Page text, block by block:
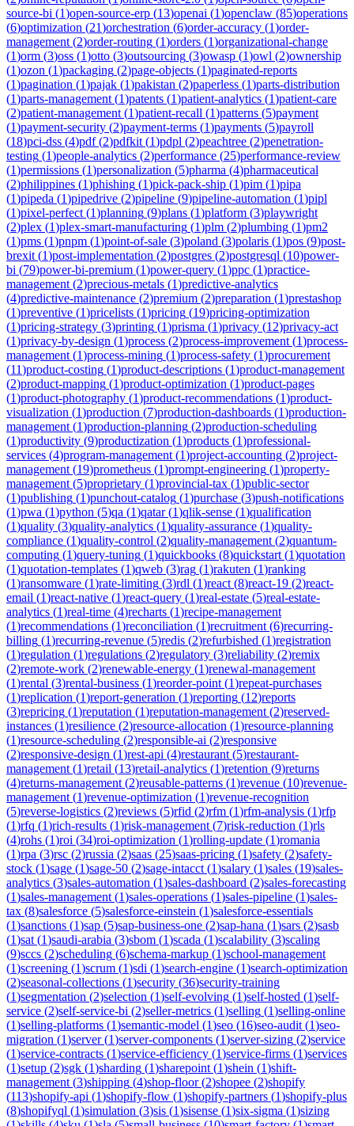
source-bi (1)open-source-erp (13)openai (1)openclaw (85)operations
(6)optimization (21)orchestration (6)order-accuracy (1)order-
management (2)order-routing (1)orders (1)organizational-change
(1)orm (3)oss (1)otto (3)outsourcing (3)owasp (1)owl (2)ownership
(1)ozon (1)packaging (2)page-objects (1)paginated-reports
(1)pagination (1)pajak (1)pakistan (2)paperless (1)parts-distribution
(1)parts-management (1)patents (1)patient-analytics (1)patient-care
(2)patient-management (1)patient-recall (1)patterns (5)payment
(1)payment-security (2)payment-terms (1)payments (5)payroll
(18)pci-dss (4)pdf(2)pdfkit (1)pdpl (2)peachtree (2)penetration-
testing (1)people-analytics (2)performance (25)performance-review
(1)permissions (1)personalization (5)pharma (4)pharmaceutical
(2)philippines (1)phishing (1)pick-pack-ship (1)pim (1)pipa
(1)pipeda (1)pipedrive (2)pipeline (9)pipeline-automation (1)pipl
(1)pixel-perfect (1)planning (9)plans (1)platform (3)playwright
(2)plex (1)plex-smart-manufacturing (1)plm (2)plumbing (1)pm2
(1)pms (1)pnpm (1)point-of-sale (3)poland (3)polaris (1)pos (9)post-
brexit (1)post-implementation (2)postgres (2)postgresql (10)power-
bi (79)power-bi-premium (1)power-query (1)ppc (1)practice-
management (2)precious-metals (1)predictive-analytics
(4)predictive-maintenance (2)premium (2)preparation (1)prestashop
(1)preventive (1)pricelists (1)pricing (19)pricing-optimization
(1)pricing-strategy (3)printing (1)prisma (1)privacy (12)privacy-act
(1)privacy-by-design (1)process (2)process-improvement (1)process-
management (1)process-mining (1)process-safety (1)procurement
(11)product-costing (1)product-descriptions (1)product-management
(2)product-mapping (1)product-optimization (1)product-pages
(1)product-photography (1)product-recommendations (1)product-
visualization (1)production (7)production-dashboards (1)production-
management (1)production-planning (2)production-scheduling
(1)productivity (9)productization (1)products (1)professional-
services (4)program-management (1)project-accounting (2)project-
management (19)prometheus (1)prompt-engineering (1)property-
management (5)proprietary (1)provincial-tax (1)public-sector
(1)publishing (1)punchout-catalog (1)purchase (3)push-notifications
(1)pwa (1)python (5)qa (1)qatar(1)qlik-sense (1)qualification
(1)quality (3)quality-analytics (1)quality-assurance (1)quality-
compliance (1)quality-control (2)quality-management (2)quantum-
computing (1)query-tuning (1)quickbooks (8)quickstart (1)quotation
(1)quotation-templates (1)qweb (3)rag (1)rakuten (1)ranking
(1)ransomware (1)rate-limiting (3)rdl (1)react (8)react-19 (2)react-
email (1)react-native (1)react-query (1)real-estate (5)real-estate-
analytics (1)real-time (4)recharts (1)recipe-management
(1)recommendations (1)reconciliation (1)recruitment (6)recurring-
billing (1)recurring-revenue (5)redis (2)refurbished (1)registration
(1)regulation (1)regulations (2)regulatory (3)reliability (2)remix
(2)remote-work (2)renewable-energy (1)renewal-management
(1)rental (3)rental-business (1)reorder-point (1)repeat-purchases
(1)replication (1)report-generation (1)reporting (12)reports
(3)repricing (1)reputation (1)reputation-management (2)reserved-
instances (1)resilience (2)resource-allocation (1)resource-planning
(1)resource-scheduling (2)responsible-ai (2)responsive
(2)responsive-design (1)rest-api (4)restaurant (5)restaurant-
management (1)retail (13)retail-analytics (1)retention (9)returns
(4)returns-management (2)reusable-patterns (1)revenue (10)revenue-
management (1)revenue-optimization (1)revenue-recognition
(5)reverse-logistics (2)reviews (5)rfid (2)rfm (1)rfm-analysis (1)rfp
(1)rfq (1)rich-results (1)risk-management (7)risk-reduction (1)rls
(4)rohs (1)roi (34)roi-optimization (1)rolling-update (1)romania
(1)rpa (3)rsc (2)russia (2)saas (25)saas-pricing (1)safety (2)safety-
stock (1)sage (1)sage-50 (2)sage-intacct (1)salary (1)sales (19)sales-
analytics (3)sales-automation (1)sales-dashboard (2)sales-forecasting
(1)sales-management (1)sales-operations (1)sales-pipeline (1)sales-
tax (8)salesforce (5)salesforce-einstein (1)salesforce-essentials
(1)sanctions (1)sap (5)sap-business-one (2)sap-hana (1)sars (2)sasb
(1)sat (1)saudi-arabia (3)sbom (1)scada (1)scalability (3)scaling
(9)sccs (2)scheduling (6)schema-markup (1)school-management
(1)screening (1)scrum (1)sdi (1)search-engine (1)search-optimization
(2)seasonal-collections (1)security (36)security-training
(1)segmentation (2)selection (1)self-evolving (1)self-hosted (1)self-
service (2)self-service-bi (2)seller-metrics (1)selling (1)selling-online
(1)selling-platforms (1)semantic-model (1)seo (16)seo-audit (1)seo-
migration (1)server(1)server-components (1)server-sizing (2)service
(1)service-contracts (1)service-efficiency (1)service-firms (1)services
(1)setup (2)sgk (1)sharding (1)sharepoint (1)shein (1)shift-
management (3)shipping (4)shop-floor(2)shopee (2)shopify
(113)shopify-api (1)shopify-flow (1)shopify-partners (1)shopify-plus
(8)shopifyql (1)simulation (3)sis (1)sisense (1)six-sigma (1)sizing